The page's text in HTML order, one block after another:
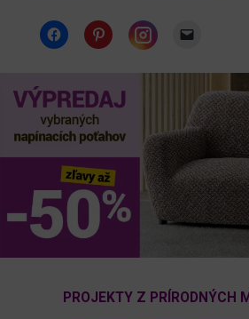
Instagram
PROJEKTY Z PRÍRODNÝCH